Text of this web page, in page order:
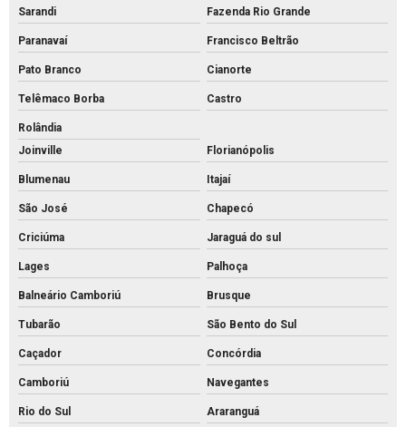
Piso tátil de concreto preço
Piso tátil concreto venda
Piso tátil de concreto
Piso tátil direcional concreto
Pisos intertravados de concreto venda
Preço bloco de concreto 14x19x39
Preço bloco de concreto 9x19x39
Preço bloco de concreto para calçada
Preço bloco de concreto estrutural
Preço bloco de concreto para muro
Preço bloco de concreto
Preço de bloco intertravado de concreto
Preço do piso intertravado
Preço de piso intertravado de concreto
Sarandi Fazenda Rio Grande
Paranavaí Francisco Beltrão
Pato Branco Cianorte
Telêmaco Borba Castro
Rolândia
Joinville
Florianópolis
Blumenau Itajaí
São José Chapecó
Criciúma Jaraguá do sul
Lages Palhoça
Balneário Camboriú Brusque
Tubarão São Bento do Sul
Caçador Concórdia
Camboriú Navegantes
Rio do Sul Araranguá